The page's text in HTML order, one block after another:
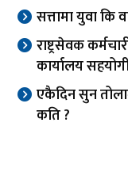
सत्तामा युवा कि
राष्ट्रसेवक
कार्यालय
एकैदिन सुन
कति ?